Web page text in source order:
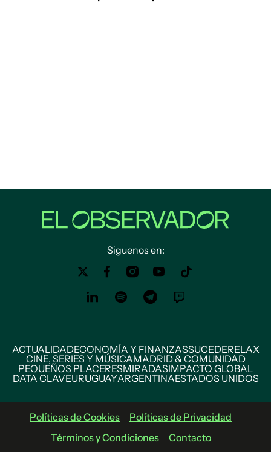
Siguenos en:
ACTUALIDADECONOMÍA Y FINANZASSUCEDERELAX
CINE, SERIES Y MÚSICAMADRID & COMUNIDAD
PEQUEÑOS PLACERESMIRADASIMPACTO GLOBAL
DATA CLAVEURUGUAYARGENTINAESTADOS UNIDOS
Políticas de Cookies
Políticas de Privacidad
Términos y Condiciones
Contacto